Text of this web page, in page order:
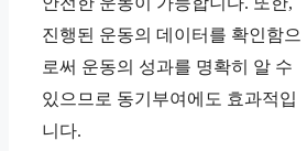
진행된 운동의 데이터를 확인함으
로써 운동의 성과를 명확히 알 수
있으므로 동기부여에도 효과적입
니다.